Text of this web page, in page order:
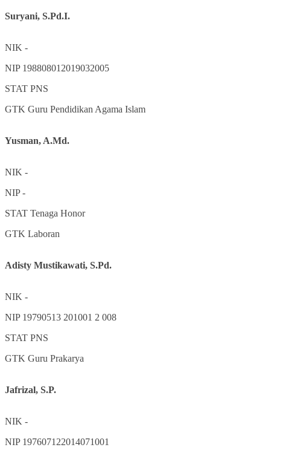
Suryani, S.Pd.I.
NIK -
NIP 198808012019032005
STAT PNS
GTK Guru Pendidikan Agama Islam
Yusman, A.Md.
NIK -
NIP-
STAT Tenaga Honor
GTK Laboran
Adisty Mustikawati, S.Pd.
NIK -
NIP 19790513 201001 2 008
STAT PNS
GTK Guru Prakarya
Jafrizal, S.P.
NIK -
NIP 197607122014071001